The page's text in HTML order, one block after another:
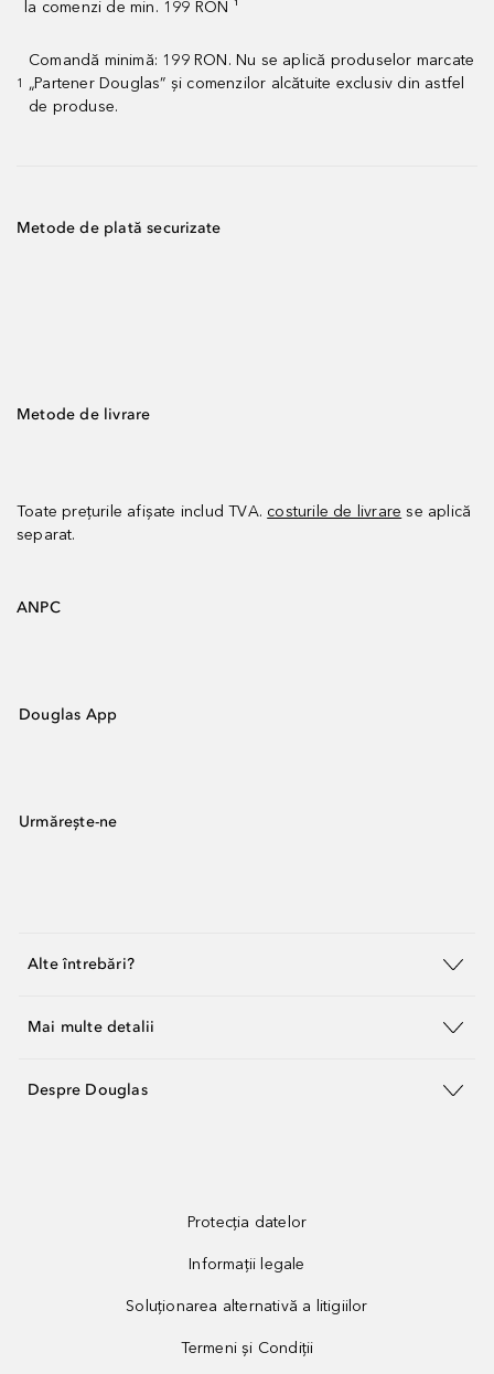
la comenzi de min. 199 RON ¹
1
Comandă minimă: 199 RON. Nu se aplică produselor marcate
„Partener Douglas” și comenzilor alcătuite exclusiv din astfel
de produse.
Metode de plată securizate
Metode de livrare
Toate prețurile afișate includ TVA. costurile de livrare se aplică
separat.
ANPC
Douglas App
Urmărește-ne
Alte întrebări?
Mai multe detalii
Despre Douglas
Protecția datelor
Informații legale
Soluționarea alternativă a litigiilor
Termeni și Condiții